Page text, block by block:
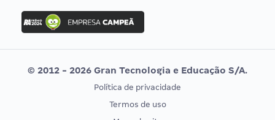
Concurso Ibama
Concurso MPU
Editais publicados
Vunesp
CONCURSOS POR PROFISSÃO
EXAME DE ORDEM
© 2012 - 2026 Gran Tecnologia e Educação S/A.
Política de privacidade
Termos de uso